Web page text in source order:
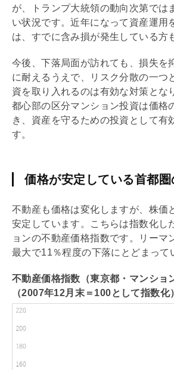
が、トランプ大統領の動向次第では
い状況です。近年になって資産運用
は、すでに含み損が発生している方
今後、下落局面が訪れても、損失を
に耐えるうえで、リスク分散の一つ
資を取り入れるのは有効な対策とな
都心部の区分マンション投資は価格
き、資産を守るための投資として有
す。
価格が安定している首都
不動産も価格は変化しますが、株価
安定しています。こちらは指数化し
ョンの不動産価格指数です。リーマ
最大で11％程度の下落にとどまって
不動産価格指数（東京都・マンショ
（2007年12月末＝100として指数化）